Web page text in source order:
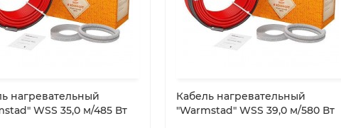
нагревательный
WSS 35,0 м/485 Вт
Кабель нагревательный
"Warmstad" WSS 39,0 м/580 Вт